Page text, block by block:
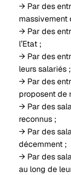
→ Par des
massivement
→ Par des
l’Etat ;
→ Par des
leurs salariés ;
→ Par des
proposent de
→ Par des
reconnus ;
→ Par des
décemment ;
→ Par des
au long de